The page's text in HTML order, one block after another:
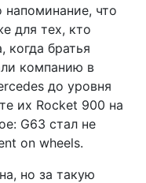
что
для тех, кто
когда братья
компанию в
до уровня
их Rocket 900 на
G63 стал не
on wheels.
но за такую